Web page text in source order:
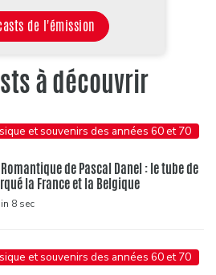
de l'émission
à découvrir
et souvenirs des années 60 et 70
Romantique de Pascal Danel : le tube de
la France et la Belgique
8 sec
et souvenirs des années 60 et 70